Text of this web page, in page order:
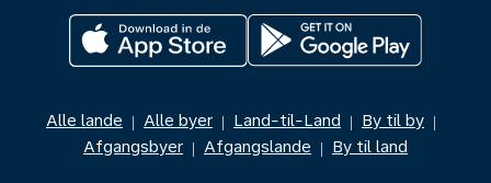
Alle lande | Alle byer | Land-til-Land | By til by |
Afgangsbyer | Afgangslande | By til land